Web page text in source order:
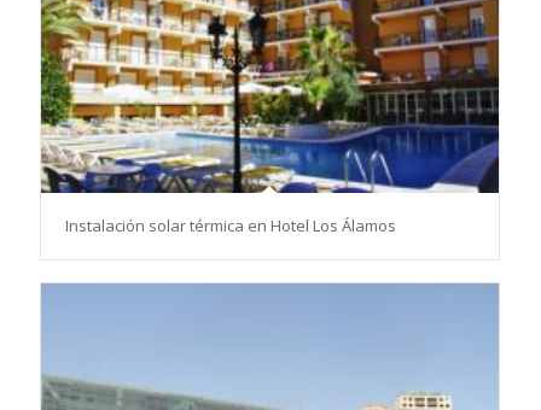
Instalación solar térmica en Hotel Los Álamos